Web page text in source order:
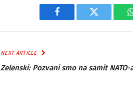
Facebook Twitter
NEXT ARTICLE
Zelenski: Pozvani smo na samit NATO-